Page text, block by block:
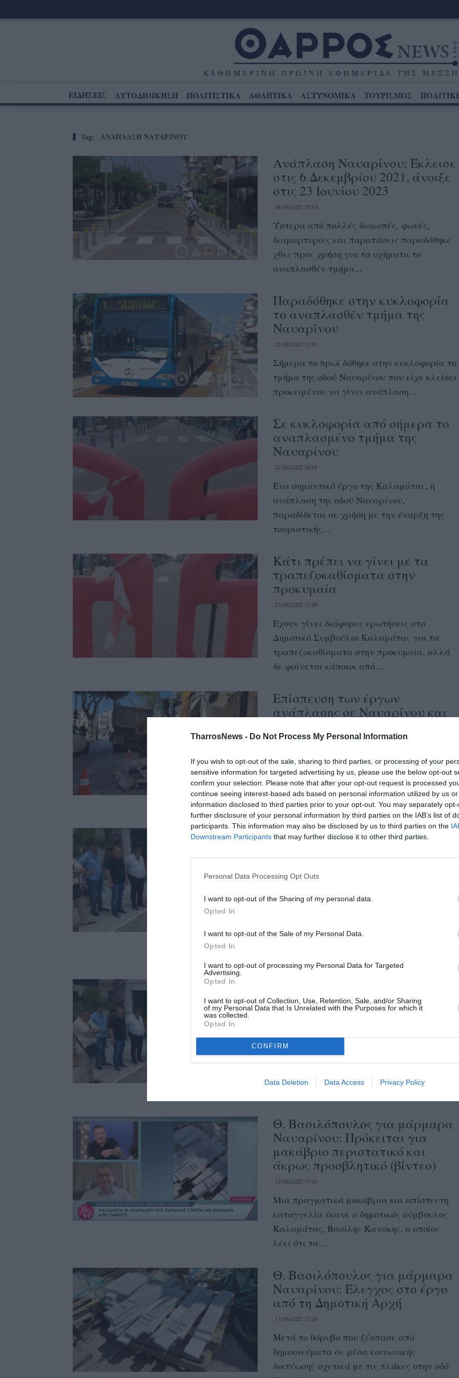
TharrosNews - Do Not Process My Personal Information
If you wish to opt-out of the sale, sharing to third parties, or processing of your
sensitive information for targeted advertising by us, please use the below opt-out
confirm your selection. Please note that after your opt-out request is processed
continue seeing interest-based ads based on personal information utilized by us
information disclosed to third parties prior to your opt-out. You may separately
further disclosure of your personal information by third parties on the IAB’s list of
participants. This information may also be disclosed by us to third parties on the
Downstream Participants that may further disclose it to other third parties.
Personal Data Processing Opt Outs
I want to opt-out of the Sharing of my personal data.
Opted In
I want to opt-out of the Sale of my Personal Data.
Opted In
I want to opt-out of processing my Personal Data for Targeted
Advertising.
Opted In
I want to opt-out of Collection, Use, Retention, Sale, and/or Sharing
of my Personal Data that Is Unrelated with the Purposes for which it
was collected.
Opted In
CONFIRM
Data Deletion Data Access Privacy Policy
ΕΙΔΗΣΕΙΣ ΑΥΤΟΔΙΟΙΚΗΣΗ ΠΟΛΙΤΙΣΤΙΚΑ ΑΘΛΗΤΙΚΑ ΑΣΤΥΝΟΜΙΚΑ ΤΟΥΡΙΣΜΟΣ
Tag: ΑΝΑΠΛΑΣΗ ΝΑΥΑΡΙΝΟΥ
Ανάπλαση Ναυαρίνου: Έκλεισε
στις 6 Δεκεμβρίου 2021, άνοιξε
στις 23 Ιουνίου 2023
24/06/2023 18:30
Ύστερα από πολλές διακοπές, φωνές,
διαμαρτυρίες και παρατάσεις παραδόθηκε
χθες προς χρήση για τα οχήματα το
αναπλασθέν τμήμα...
Παραδόθηκε στην κυκλοφορία
το αναπλασθέν τμήμα της
Ναυαρίνου
23/06/2023 12:43
Σήμερα το πρωί δόθηκε στην κυκλοφορία το
τμήμα της οδού Ναυαρίνου που είχε κλείσει
προκειμένου να γίνει ανάπλαση....
Σε κυκλοφορία από σήμερα το
αναπλασμένο τμήμα της
Ναυαρίνου
23/06/2023 06:44
Ένα σημαντικό έργο της Καλαμάτας, η
ανάπλαση της οδού Ναυαρίνου,
παραδίδεται σε χρήση με την έναρξη της
τουριστικής...
Κάτι πρέπει να γίνει με τα
τραπεζοκαθίσματα στην
προκυμαία
21/06/2023 15:09
Έχουν γίνει διάφορες ερωτήσεις στο
Δημοτικό Συμβούλιο Καλαμάτας για τα
τραπεζοκαθίσματα στην προκυμαία, αλλά
δε φαίνεται κάποιοι από...
Επίσπευση των έργων
ανάπλασης σε Ναυαρίνου και
καταστηματάρχες εστίασης
Τις θέσεις τους για τα δύο μεγάλα έργα
ανάπλασης που βρίσκονται σε εξέλιξη στην
Καλαμάτα, αυτό στην οδό...
Ανάπλαση Ναυαρίνου:
και δηλώσεων χωρίς
αντίκρισμα
την ανάπλαση της οδού Ναυαρίνου (στο
εργασιών μέχρι να
ολοκληρωθεί ο έλεγχος
Αυτοψία του Θανάση Βασιλόπουλου στο
σημείο και δειγματοληπτικό σπάσιμο
μαρμάρων Το μεσημέρι της Δευτέρας στην
Θ. Βασιλόπουλος για μάρμαρα
Ναυαρίνου: Πρόκειται για
μακάβριο περιστατικό και
άκρως προσβλητικό (βίντεο)
12/06/2023 11:43
Μια πραγματικά μακάβρια και απίστευτη
καταγγελία έκανε ο δημοτικός σύμβουλος
Καλαμάτας, Βασίλης Κανάκης, ο οποίος
λέει ότι τα...
Θ. Βασιλόπουλος για μάρμαρα
Ναυαρίνου: Έλεγχος στο έργο
από τη Δημοτική Αρχή
11/06/2023 21:26
Μετά το θόρυβο που ξέσπασε από
δημοσιεύματα σε μέσα κοινωνικής
δικτύωσης σχετικά με τις πλάκες στην οδό